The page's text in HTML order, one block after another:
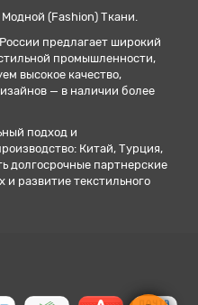
(Fashion) Ткани.
предлагает широкий
промышленности,
высокое качество,
— в наличии более
подход и
Китай, Турция,
долгосрочные партнерские
развитие текстильного